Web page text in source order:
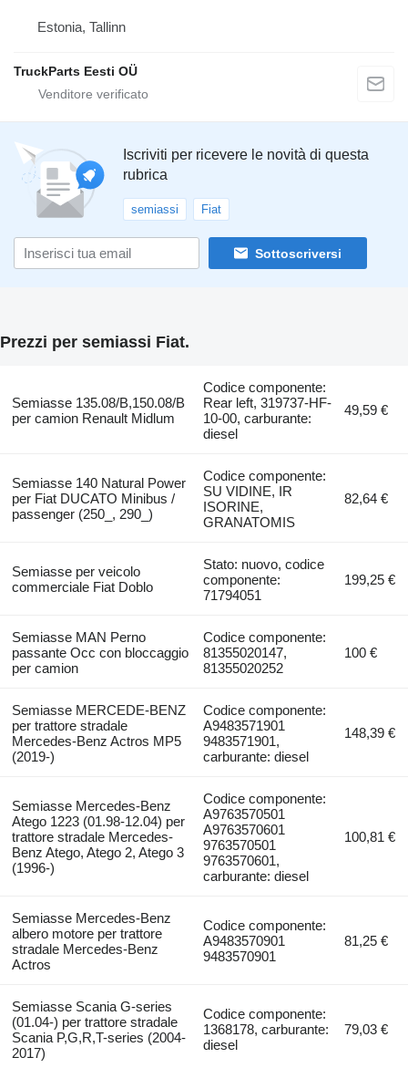
Estonia, Tallinn
TruckParts Eesti OÜ
Iscriviti per ricevere le novità di questa
rubrica
semiassi Fiat
Sottoscriversi
Prezzi per semiassi Fiat.
Semiasse 135.08/B,150.08/B
per camion Renault Midlum
Codice componente:
Rear left, 319737-HF-
10-00, carburante:
diesel
49,59 €
Semiasse 140 Natural Power
per Fiat DUCATO Minibus /
passenger (250_, 290_)
Codice componente:
SU VIDINE, IR
ISORINE,
GRANATOMIS
82,64 €
Semiasse per veicolo
commerciale Fiat Doblo
Stato: nuovo, codice
componente:
71794051
199,25 €
Semiasse MAN Perno
passante Occ con bloccaggio
per camion
Codice componente:
81355020147,
81355020252
100 €
Semiasse MERCEDE-BENZ
per trattore stradale
Mercedes-Benz Actros MP5
(2019-)
Codice componente:
A9483571901
9483571901,
carburante: diesel
148,39 €
Semiasse Mercedes-Benz
Atego 1223 (01.98-12.04) per
trattore stradale Mercedes-
Benz Atego, Atego 2, Atego 3
(1996-)
Codice componente:
A9763570501
A9763570601
9763570501
9763570601,
carburante: diesel
100,81 €
Semiasse Mercedes-Benz
albero motore per trattore
stradale Mercedes-Benz
Actros
Codice componente:
A9483570901
9483570901
81,25 €
Semiasse Scania G-series
(01.04-) per trattore stradale
Scania P,G,R,T-series (2004-
2017)
Codice componente:
1368178, carburante:
diesel
79,03 €